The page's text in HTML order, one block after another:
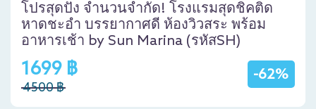
โปรสุดปัง จำนวนจำกัด! โรงแรมสุดชิคติด
หาดชะอำ บรรยากาศดี ห้องวิวสระ พร้อม
อาหารเช้า by Sun Marina (รหัสSH)
-62%
1699 ฿
4500 ฿